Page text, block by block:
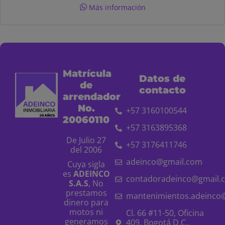
Más información
Matrícula
de
arrendador
No.
20060110
De Julio 27
del 2006
Cuya sigla
es ADEINCO
S.A.S, No
prestamos
dinero para
motos ni
generamos
Datos de
contacto
+57 3160100544
+57 3163895368
+57 3176411746
adeinco@gmail.com
Cl. 66 #11-50, Oficina
409, Bogotá D.C.,